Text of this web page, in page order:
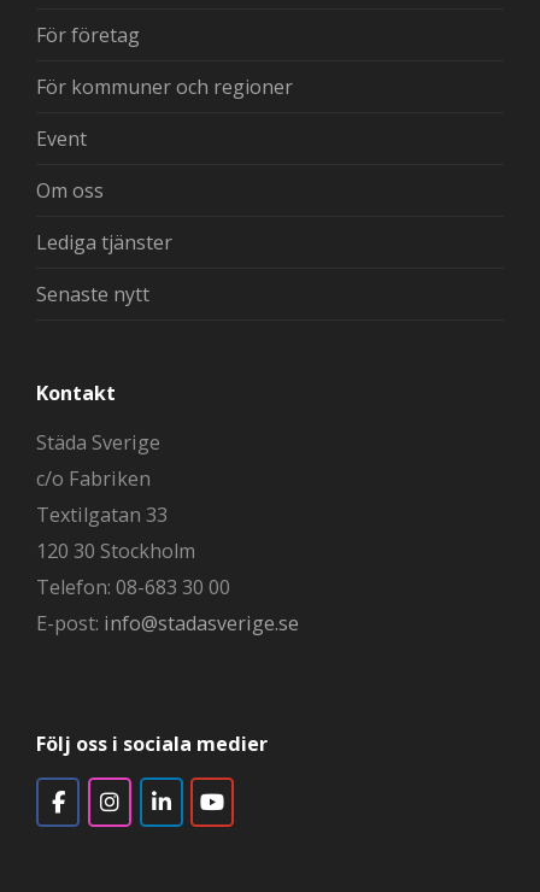
För företag
För kommuner och regioner
Event
Om oss
Lediga tjänster
Senaste nytt
Kontakt
Städa Sverige
c/o Fabriken
Textilgatan 33
120 30 Stockholm
Telefon: 08-683 30 00
E-post: info@stadasverige.se
Följ oss i sociala medier